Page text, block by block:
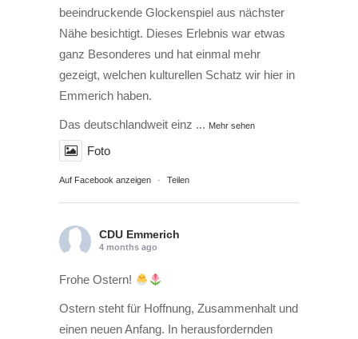
beeindruckende Glockenspiel aus nächster
Nähe besichtigt. Dieses Erlebnis war etwas
ganz Besonderes und hat einmal mehr
gezeigt, welchen kulturellen Schatz wir hier in
Emmerich haben.
Das deutschlandweit einz ... Mehr sehen
Foto
Auf Facebook anzeigen · Teilen
CDU Emmerich
4 months ago
Frohe Ostern!
Ostern steht für Hoffnung, Zusammenhalt und
einen neuen Anfang. In herausfordernden